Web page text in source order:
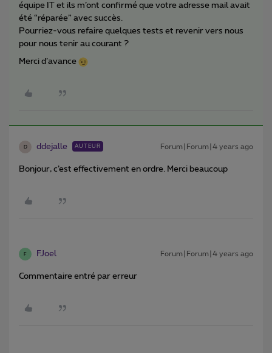
équipe IT et ils m’ont confirmé que votre adresse mail avait
été “réparée” avec succès.
Pourriez-vous refaire quelques tests et revenir vers nous
pour nous tenir au courant ?
Merci d’avance
D ddejalle AUTEUR Forum|Forum|4 years ago
Bonjour, c’est effectivement en ordre. Merci beaucoup
F FJoel Forum|Forum|4 years ago
Commentaire entré par erreur